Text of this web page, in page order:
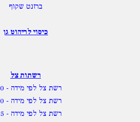
ברזנט שקוף
כיסוי לריהוט גן
רשתות צל
רשת צל לפי מידה - 140ג'
רשת צל לפי מידה - 180ג'
רשת צל לפי מידה - 325ג'